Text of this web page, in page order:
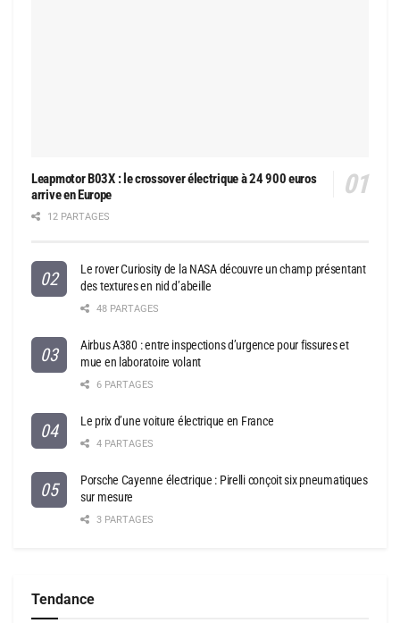
Leapmotor B03X : le crossover électrique à 24 900 euros
arrive en Europe
12 PARTAGES
Le rover Curiosity de la NASA découvre un champ présentant
des textures en nid d’abeille
48 PARTAGES
Airbus A380 : entre inspections d’urgence pour fissures et
mue en laboratoire volant
6 PARTAGES
Le prix d’une voiture électrique en France
4 PARTAGES
Porsche Cayenne électrique : Pirelli conçoit six pneumatiques
sur mesure
3 PARTAGES
Tendance